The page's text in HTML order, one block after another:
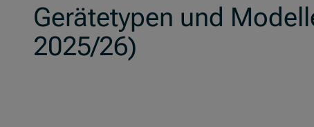
Gerätetypen und
2025/26)